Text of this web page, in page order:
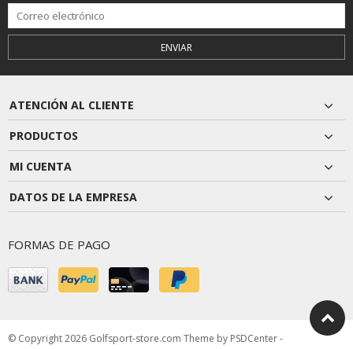
ENVIAR
ATENCIÓN AL CLIENTE
PRODUCTOS
MI CUENTA
DATOS DE LA EMPRESA
FORMAS DE PAGO
© Copyright 2026 Golfsport-store.com Theme by PSDCenter-